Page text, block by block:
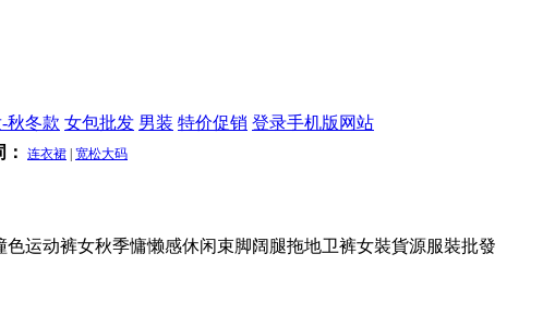
秋冬款 女包批发 男装 特价促销 登录手机版网站
连衣裙 宽松大码
色运动裤女秋季慵懒感休闲束脚阔腿拖地卫裤女裝貨源服裝批發